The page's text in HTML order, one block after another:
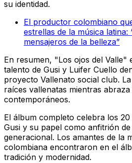
su identidad.
El productor colombiano
estrellas de la música latina:
mensajeros de la belleza”
En resumen, "Los ojos del Valle"
talento de Gusi y Luifer Cuello
proyecto Vallenato social club.
raíces vallenatas mientras abraza
contemporáneos.
El álbum completo celebra los
Gusi y su papel como anfitrión
generacional. Los amantes de la
colombiana encontraron en el
tradición y modernidad.